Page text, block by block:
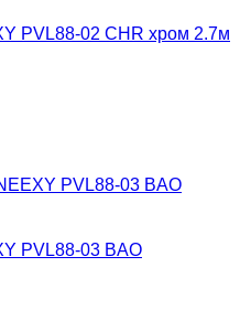
PVL88-02 CHR хром 2.7м
PVL88-03 BAO